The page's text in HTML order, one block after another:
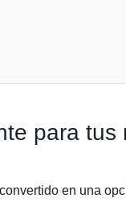
para tus
en una